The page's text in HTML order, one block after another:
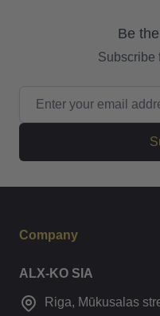
Be
Subscribe
Company
ALX-KO SIA
Riga, Mūkusalas